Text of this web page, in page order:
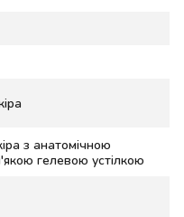
з анатомічною
гелевою устілкою